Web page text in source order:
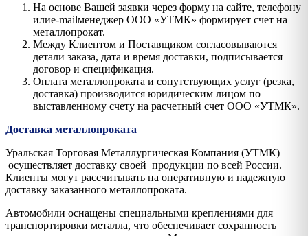
На основе Вашей заявки через форму на сайте, телефону
илиe-mailменеджер ООО «УТМК» формирует счет на
металлопрокат.
Между Клиентом и Поставщиком согласовываются
детали заказа, дата и время доставки, подписывается
договор и спецификация.
Оплата металлопроката и сопутствующих услуг (резка,
доставка) производится юридическим лицом по
выставленному счету на расчетный счет ООО «УТМК».
Доставка металлопроката
Уральская Торговая Металлургическая Компания (УТМК)
осуществляет доставку своей продукции по всей России.
Клиенты могут рассчитывать на оперативную и надежную
доставку заказанного металлопроката.
Автомобили оснащены специальными креплениями для
транспортировки металла, что обеспечивает сохранность